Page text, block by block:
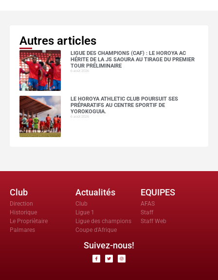
Autres articles
LIGUE DES CHAMPIONS (CAF) : LE HOROYA AC
HÉRITE DE LA JS SAOURA AU TIRAGE DU PREMIER
TOUR PRÉLIMINAIRE
6 août 2026
LE HOROYA ATHLETIC CLUB POURSUIT SES
PRÉPARATIFS AU CENTRE SPORTIF DE
YOROKOGUIA.
6 août 2026
Club
Direction
Historique
Le Propriètaire
Palmares
Actualités
Club
Ligue 1
Ligue des champions
Coupe d'Afrique
EQUIPES
AFAS
Staff
Staff Web
Suivez-nous!